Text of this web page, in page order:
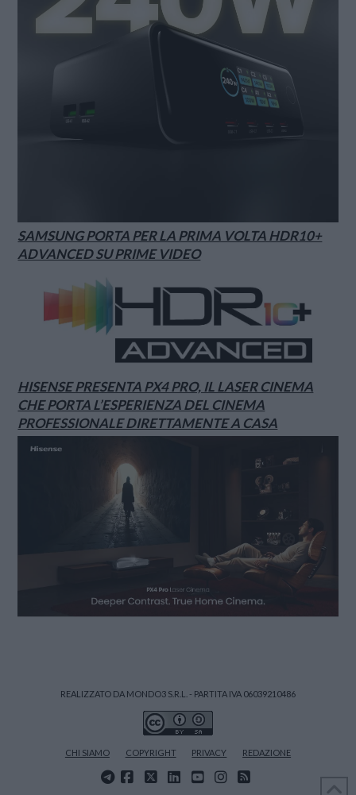
SAMSUNG PORTA PER LA PRIMA VOLTA HDR10+
ADVANCED SU PRIME VIDEO
HISENSE PRESENTA PX4 PRO, IL LASER CINEMA
CHE PORTA L’ESPERIENZA DEL CINEMA
PROFESSIONALE DIRETTAMENTE A CASA
REALIZZATO DA MONDO3 S.R.L. - PARTITA IVA 06039210486
CHI SIAMO COPYRIGHT PRIVACY REDAZIONE